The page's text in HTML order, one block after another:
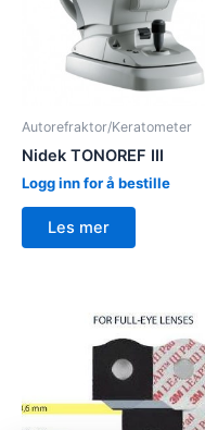
Autorefraktor/Keratometer
Nidek TONOREF III
Logg inn for å bestille
Les mer